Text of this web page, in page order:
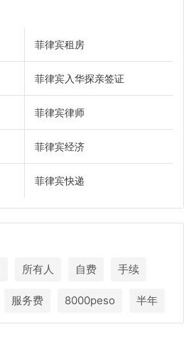
菲律宾租房
菲律宾入华探亲签证
菲律宾律师
菲律宾经济
菲律宾快递
所有人 自费 手续
服务费 8000peso 半年